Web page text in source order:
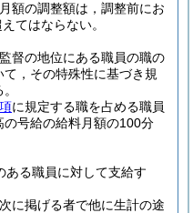
額の調整額は，調整前にお
てはならない。
督の地位にある職員の職の
，その特殊性に基づき規
に規定する職を占める職員
号給の給料月額の100分
ある職員に対して支給す
に掲げる者で他に生計の途